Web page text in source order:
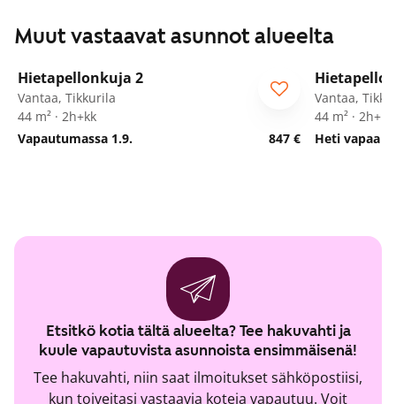
Muut vastaavat asunnot alueelta
ARA
Hietapellonkuja 2
Vantaa, Tikkurila
44 m² · 2h+kk
Vapautumassa 1.9.
847 €
ARA
Vantaa,
44 m² · 2h+kk
Heti vapaa
Etsitkö kotia tältä alueelta? Tee hakuvahti ja
kuule vapautuvista asunnoista ensimmäisenä!
Tee hakuvahti, niin saat ilmoitukset sähköpostiisi,
kun toiveitasi vastaavia koteja vapautuu. Voit